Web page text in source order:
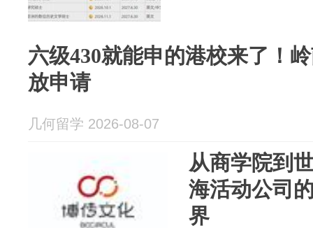
六级430就能申的港校来了！
放申请
几何留学 2026-08-07
从商学院到
海活动公司
界